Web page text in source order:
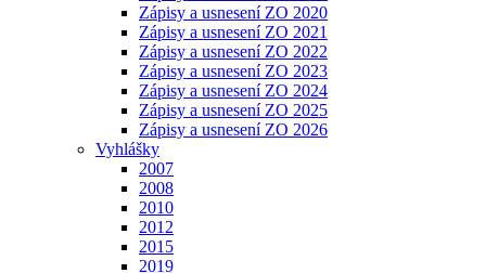
Zápisy a usnesení ZO 2020
Zápisy a usnesení ZO 2021
Zápisy a usnesení ZO 2022
Zápisy a usnesení ZO 2023
Zápisy a usnesení ZO 2024
Zápisy a usnesení ZO 2025
Zápisy a usnesení ZO 2026
Vyhlášky
2007
2008
2010
2012
2015
2019